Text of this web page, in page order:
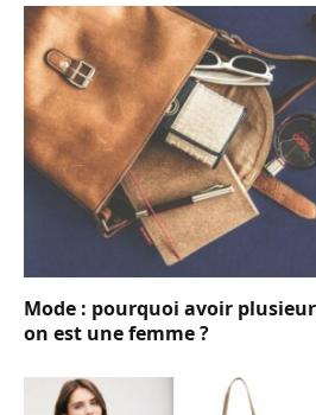
Mode : pourquoi avoir
on est une femme ?